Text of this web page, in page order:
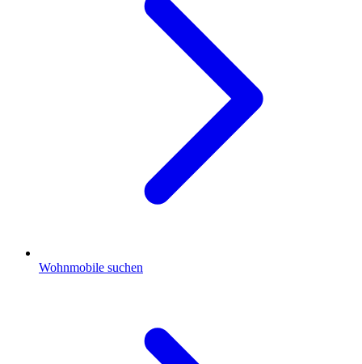
Wohnmobile suchen